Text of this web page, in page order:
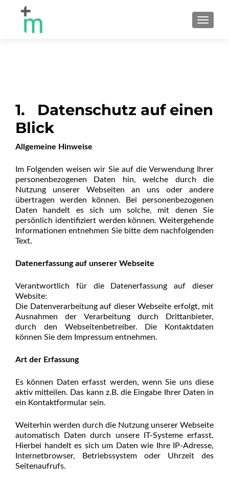
MENU
1. Datenschutz auf einen
Blick
Allgemeine Hinweise
Im Folgenden weisen wir Sie auf die Verwendung Ihrer
personenbezogenen Daten hin, welche durch die
Nutzung unserer Webseiten an uns oder andere
übertragen werden können. Bei personenbezogenen
Daten handelt es sich um solche, mit denen Sie
persönlich identifiziert werden können. Weitergehende
Informationen entnehmen Sie bitte dem nachfolgenden
Text.
Datenerfassung auf unserer Webseite
Verantwortlich für die Datenerfassung auf dieser
Website:
Die Datenverarbeitung auf dieser Webseite erfolgt, mit
Ausnahmen der Verarbeitung durch Drittanbieter,
durch den Webseitenbetreiber. Die Kontaktdaten
können Sie dem Impressum entnehmen.
Art der Erfassung
Es können Daten erfasst werden, wenn Sie uns diese
aktiv mitteilen. Das kann z.B. die Eingabe Ihrer Daten in
ein Kontaktformular sein.
Weiterhin werden durch die Nutzung unserer Webseite
automatisch Daten durch unsere IT-Systeme erfasst.
Hierbei handelt es sich um Daten wie Ihre IP-Adresse,
Internetbrowser, Betriebssystem oder Uhrzeit des
Seitenaufrufs.